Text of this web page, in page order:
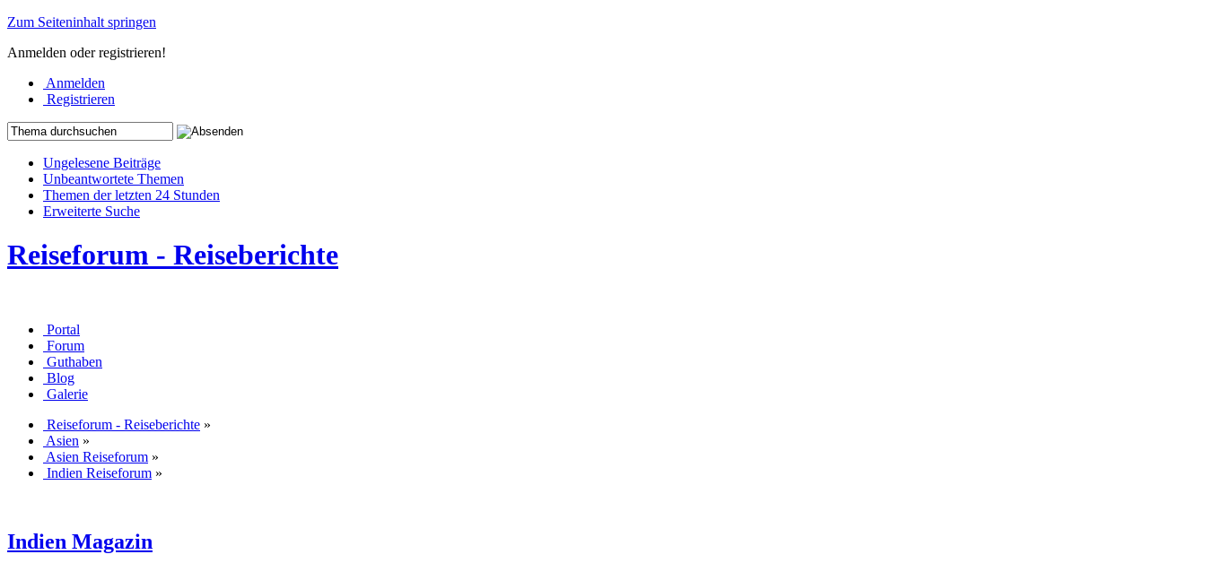
Zum Seiteninhalt springen
Anmelden oder registrieren!
Anmelden
Registrieren
Ungelesene Beiträge
Unbeantwortete Themen
Themen der letzten 24 Stunden
Erweiterte Suche
Reiseforum - Reiseberichte
Portal
Forum
Guthaben
Blog
Galerie
Reiseforum - Reiseberichte »
Asien »
Asien Reiseforum »
Indien Reiseforum »
Indien Magazin